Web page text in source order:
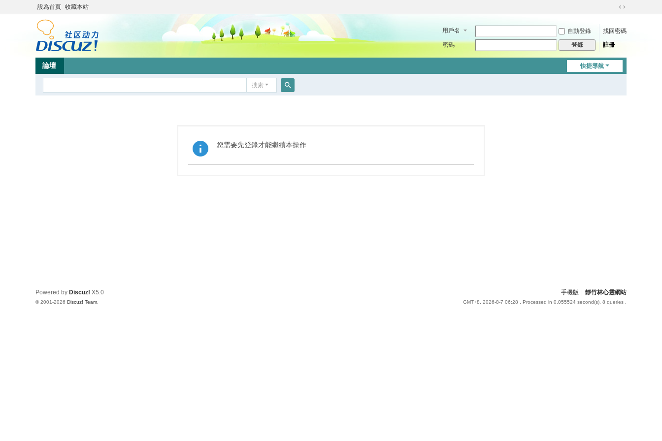
設為首頁 收藏本站
切
到
用戶名 自動登錄
找回密碼
密碼
登錄 註冊
快捷導航
論壇
搜索
您需要先登錄才能繼續本操作
手機版 靜竹林心靈網站
GMT+8, 2026-8-7 06:28 , Processed in 0.055524 second(s), 8 queries .
Powered by Discuz! X5.0
© 2001-2026 Discuz! Team